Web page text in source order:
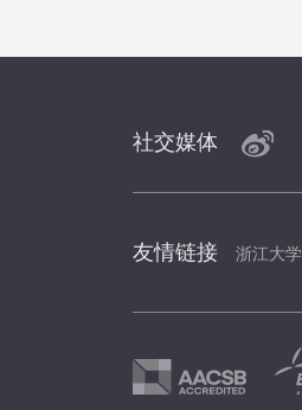
社交媒体
友情链接 浙江大学